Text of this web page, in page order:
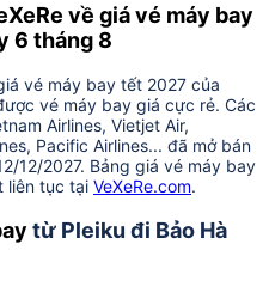
về giá vé máy bay
6 tháng 8
vé máy bay tết 2027 của
vé máy bay giá cực rẻ. Các
Airlines, Vietjet Air,
Pacific Airlines... đã mở bán
12/2027. Bảng giá vé máy bay
liên tục tại VeXeRe.com.
từ Pleiku đi Bảo Hà